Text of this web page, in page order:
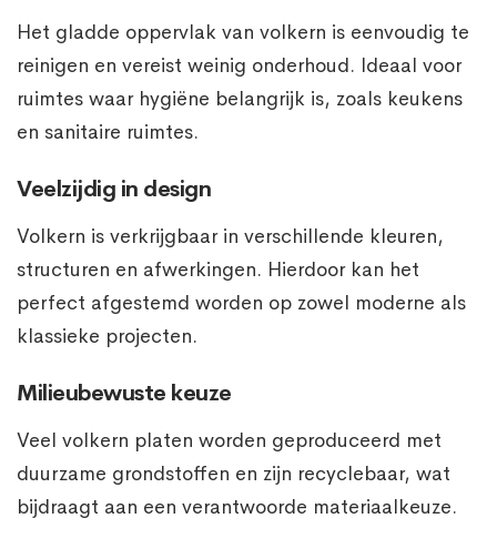
Het gladde oppervlak van volkern is eenvoudig te
reinigen en vereist weinig onderhoud. Ideaal voor
ruimtes waar hygiëne belangrijk is, zoals keukens
en sanitaire ruimtes.
Veelzijdig in design
Volkern is verkrijgbaar in verschillende kleuren,
structuren en afwerkingen. Hierdoor kan het
perfect afgestemd worden op zowel moderne als
klassieke projecten.
Milieubewuste keuze
Veel volkern platen worden geproduceerd met
duurzame grondstoffen en zijn recyclebaar, wat
bijdraagt aan een verantwoorde materiaalkeuze.